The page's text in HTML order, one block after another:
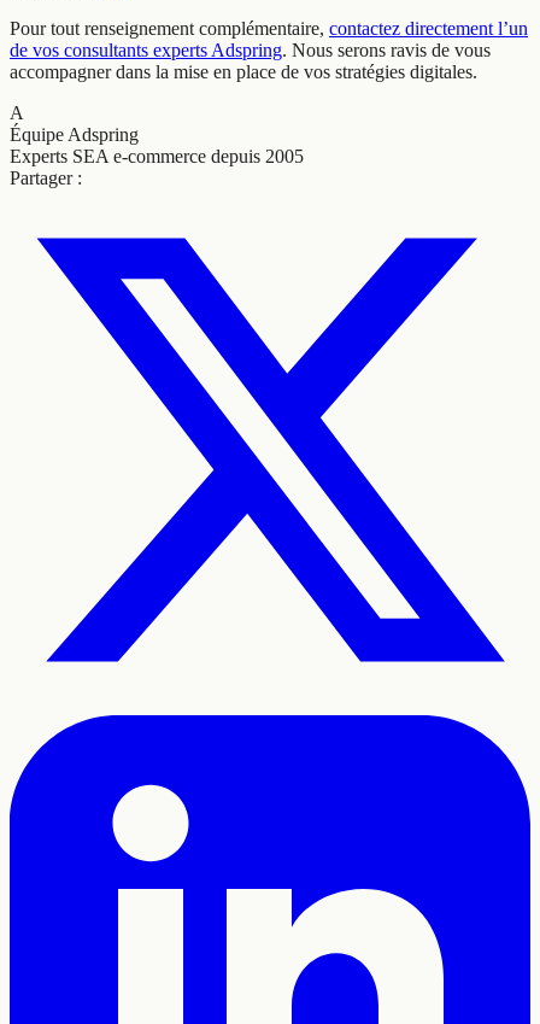
Pour tout renseignement complémentaire, contactez directement l’un
de vos consultants experts Adspring. Nous serons ravis de vous
accompagner dans la mise en place de vos stratégies digitales.
A
Équipe Adspring
Experts SEA e-commerce depuis 2005
Partager :